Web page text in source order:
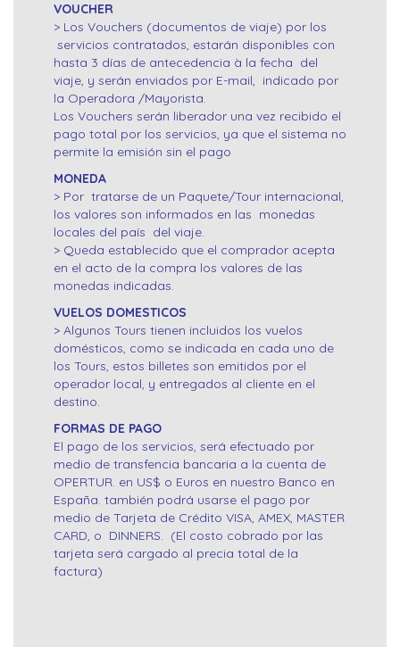
VOUCHER
> Los Vouchers (documentos de viaje) por los
servicios contratados, estarán disponibles con
hasta 3 días de antecedencia à la fecha del
viaje, y serán enviados por E-mail, indicado por
la Operadora /Mayorista.
Los Vouchers serán liberador una vez recibido el
pago total por los servicios, ya que el sistema no
permite la emisión sin el pago
MONEDA
> Por tratarse de un Paquete/Tour internacional,
los valores son informados en las monedas
locales del país del viaje.
> Queda establecido que el comprador acepta
en el acto de la compra los valores de las
monedas indicadas.
VUELOS DOMESTICOS
> Algunos Tours tienen incluidos los vuelos
domésticos, como se indicada en cada uno de
los Tours, estos billetes son emitidos por el
operador local, y entregados al cliente en el
destino.
FORMAS DE PAGO
El pago de los servicios, será efectuado por
medio de transfencia bancaria a la cuenta de
OPERTUR. en US$ o Euros en nuestro Banco en
España. también podrá usarse el pago por
medio de Tarjeta de Crédito VISA, AMEX, MASTER
CARD, o DINNERS. (El costo cobrado por las
tarjeta será cargado al precia total de la
factura)